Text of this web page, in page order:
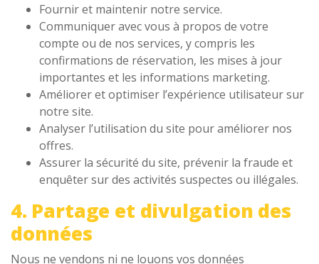
Fournir et maintenir notre service.
Communiquer avec vous à propos de votre
compte ou de nos services, y compris les
confirmations de réservation, les mises à jour
importantes et les informations marketing.
Améliorer et optimiser l’expérience utilisateur sur
notre site.
Analyser l’utilisation du site pour améliorer nos
offres.
Assurer la sécurité du site, prévenir la fraude et
enquêter sur des activités suspectes ou illégales.
4. Partage et divulgation des
données
Nous ne vendons ni ne louons vos données